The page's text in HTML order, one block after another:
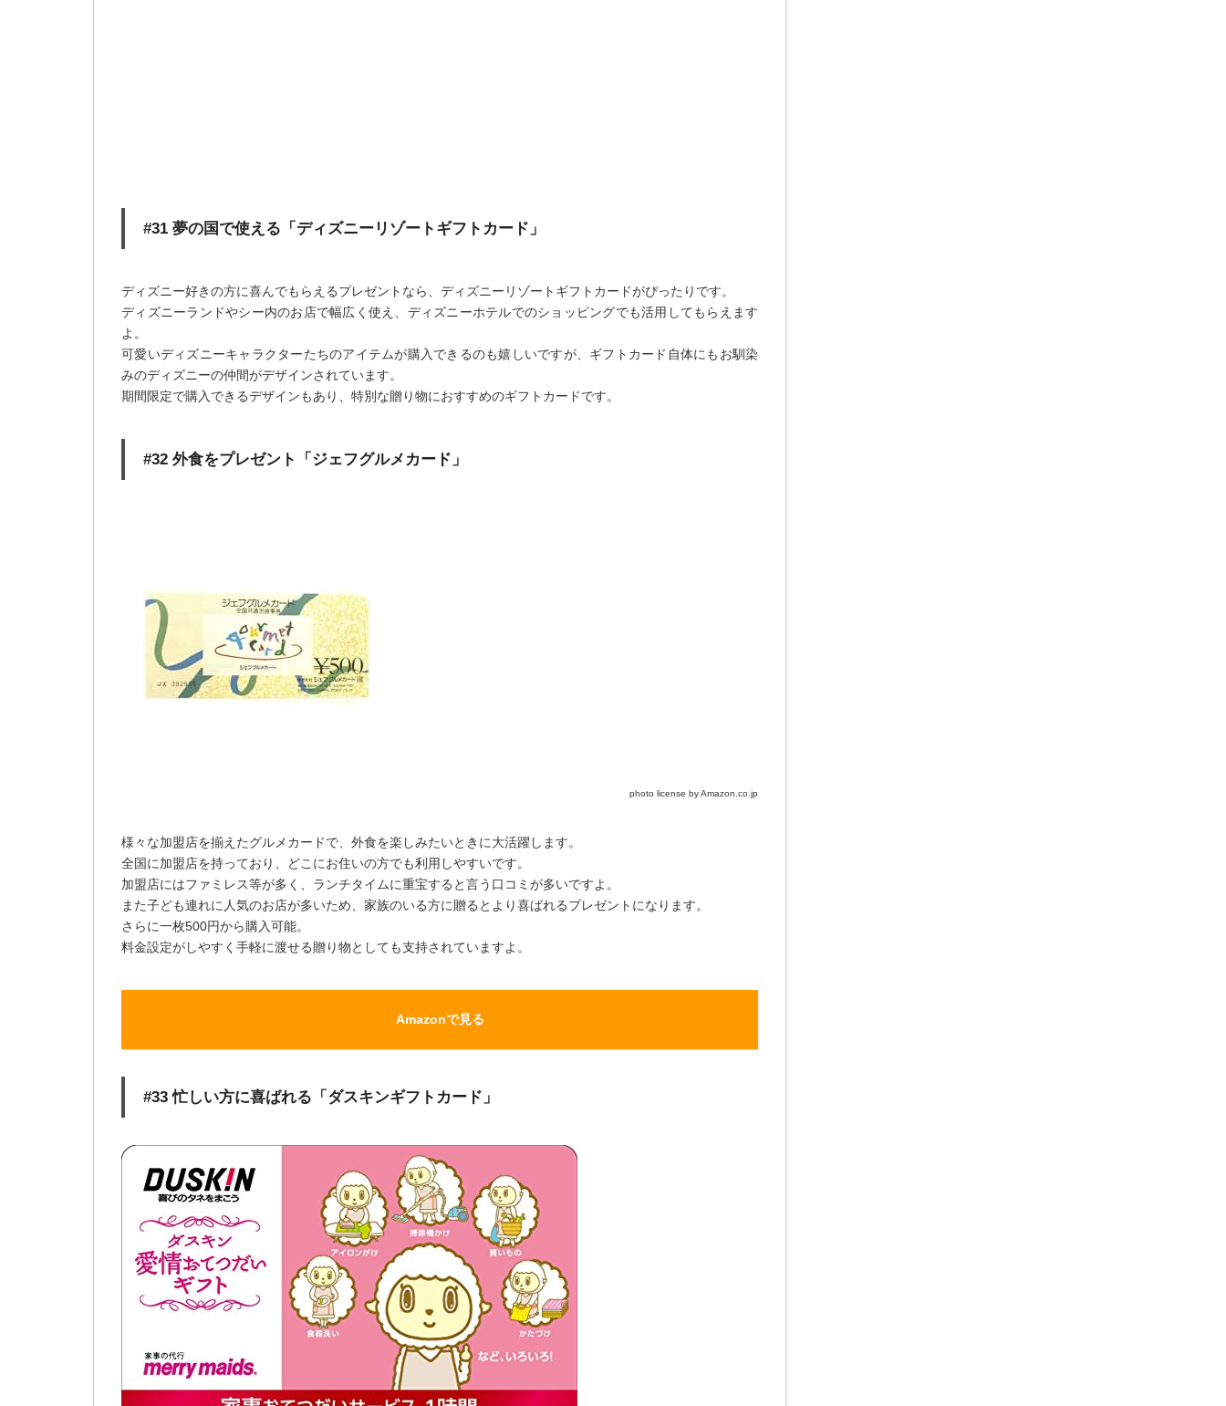
#31 夢の国で使える「ディズニーリゾートギフトカード」
ディズニー好きの方に喜んでもらえるプレゼントなら、ディズニーリゾートギフトカードがぴったりです。
ディズニーランドやシー内のお店で幅広く使え、ディズニーホテルでのショッピングでも活用してもらえます
よ。
可愛いディズニーキャラクターたちのアイテムが購入できるのも嬉しいですが、ギフトカード自体にもお馴染
みのディズニーの仲間がデザインされています。
期間限定で購入できるデザインもあり、特別な贈り物におすすめのギフトカードです。
#32 外食をプレゼント「ジェフグルメカード」
photo license by Amazon.co.jp
様々な加盟店を揃えたグルメカードで、外食を楽しみたいときに大活躍します。
全国に加盟店を持っており、どこにお住いの方でも利用しやすいです。
加盟店にはファミレス等が多く、ランチタイムに重宝すると言う口コミが多いですよ。
また子ども連れに人気のお店が多いため、家族のいる方に贈るとより喜ばれるプレゼントになります。
さらに一枚500円から購入可能。
料金設定がしやすく手軽に渡せる贈り物としても支持されていますよ。
Amazonで見る
#33 忙しい方に喜ばれる「ダスキンギフトカード」